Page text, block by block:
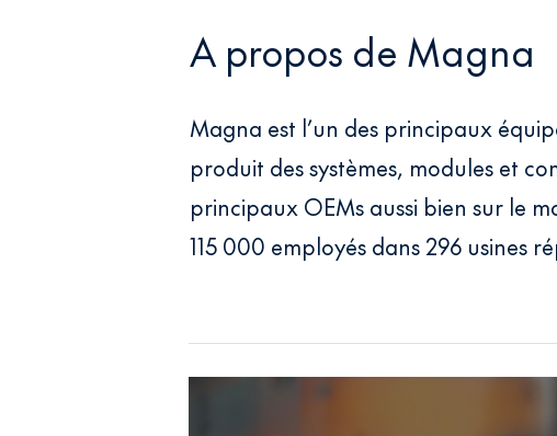
A propos de Magna
Magna est l’un des principaux
produit des systèmes, modules et
principaux OEMs aussi bien sur le
115 000 employés dans 296 usines